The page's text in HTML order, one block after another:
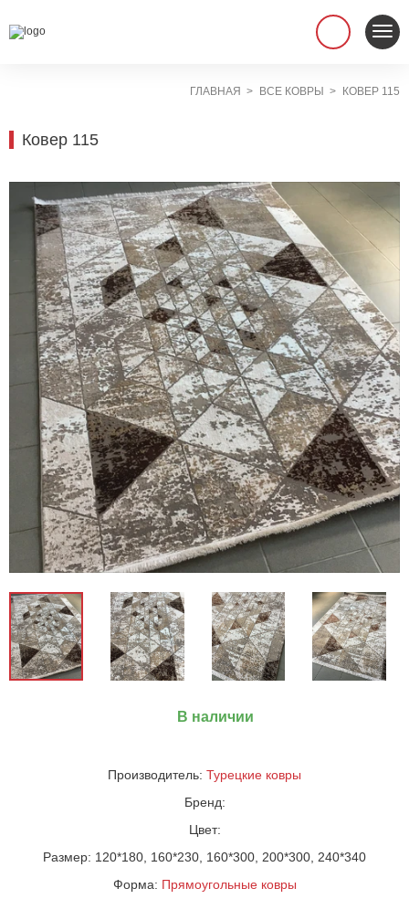
ГЛАВНАЯ ВСЕ КОВРЫ КОВЕР 115
Ковер 115
В наличии
Производитель: Турецкие ковры
Бренд:
Цвет:
Размер: 120*180, 160*230, 160*300, 200*300, 240*340
Форма: Прямоугольные ковры